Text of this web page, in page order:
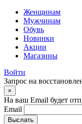
Женщинам
Мужчинам
Обувь
Новинки
Акции
Магазины
Войти
Запрос на
×
На ваш Email будет
Email
Выслать